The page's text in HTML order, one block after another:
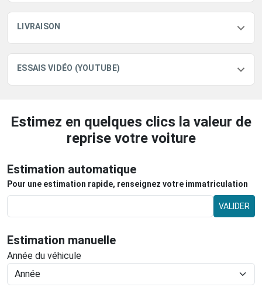
LIVRAISON
ESSAIS VIDÉO (YOUTUBE)
Estimez en quelques clics la valeur de
reprise votre voiture
Estimation automatique
Pour une estimation rapide, renseignez votre immatriculation
VALIDER
Estimation manuelle
Année du véhicule